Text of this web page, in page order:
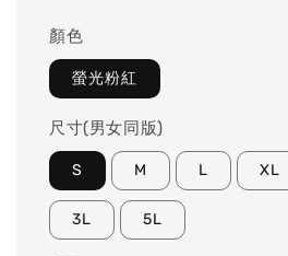
顏色
螢光粉紅
尺寸(男女同版)
S M L XL
3L 5L